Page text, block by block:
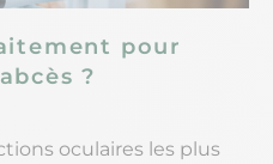
pour
?
oculaires les plus